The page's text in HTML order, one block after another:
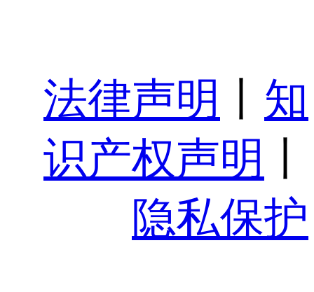
法律声明
知
识产权声明
隐私保护